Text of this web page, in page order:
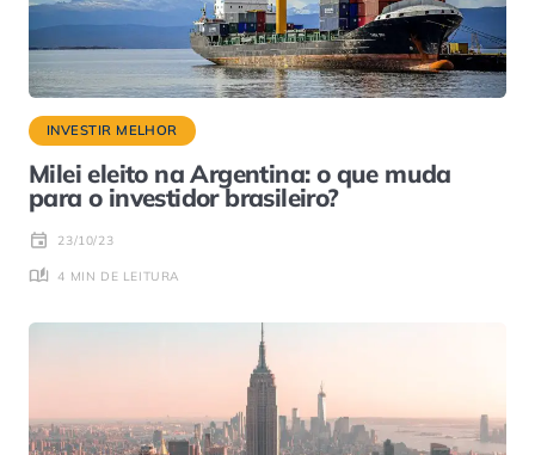
INVESTIR MELHOR
Milei eleito na Argentina: o que muda
para o investidor brasileiro?
23/10/23
4 MIN DE LEITURA